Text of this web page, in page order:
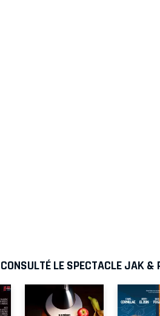
LE SPECTACLE JAK